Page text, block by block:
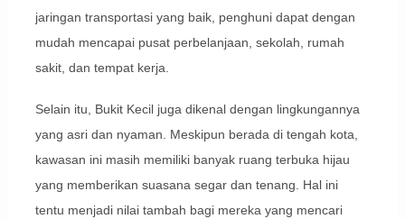
jaringan transportasi yang baik, penghuni dapat dengan
mudah mencapai pusat perbelanjaan, sekolah, rumah
sakit, dan tempat kerja.
Selain itu, Bukit Kecil juga dikenal dengan lingkungannya
yang asri dan nyaman. Meskipun berada di tengah kota,
kawasan ini masih memiliki banyak ruang terbuka hijau
yang memberikan suasana segar dan tenang. Hal ini
tentu menjadi nilai tambah bagi mereka yang mencari